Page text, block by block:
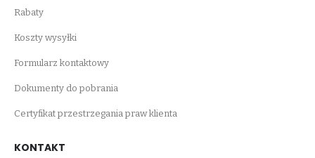
Rabaty
Koszty wysyłki
Formularz kontaktowy
Dokumenty do pobrania
Certyfikat przestrzegania praw klienta
KONTAKT